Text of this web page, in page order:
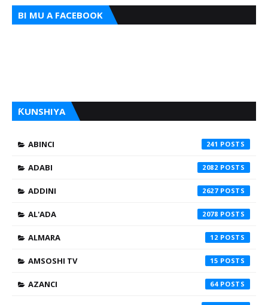
BI MU A FACEBOOK
ƘUNSHIYA
ABINCI 241
ADABI 2082
ADDINI 2627
AL'ADA 2078
ALMARA 12
AMSOSHI TV 15
AZANCI 64